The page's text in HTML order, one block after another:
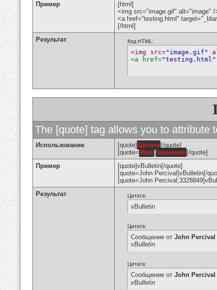
Пример
[html]
<img src="image.gif" alt="image" /
<a href="testing.html"
[/html]
Результат
Код HTML:
<img src="image.gif"
<a href="testing.html"
The [quote] tag allows you to attribute
Использование [quote] Цитата [/quote]
[quote= Имя ] значение [/quote]
Пример
[quote]vBulletin[/quote]
[quote=John Percival]vBulletin[/
[quote=John
Результат
Цитата:
vBulletin
Цитата:
Сообщение от John Percival
vBulletin
Цитата:
Сообщение от John Percival
vBulletin